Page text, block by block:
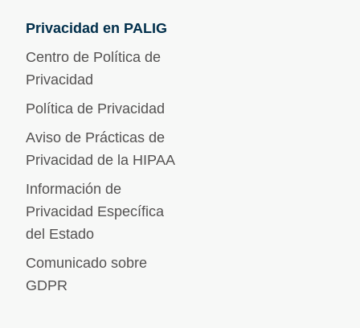
Privacidad en PALIG
Centro de Política de
Privacidad
Política de Privacidad
Aviso de Prácticas de
Privacidad de la HIPAA
Información de
Privacidad Específica
del Estado
Comunicado sobre
GDPR